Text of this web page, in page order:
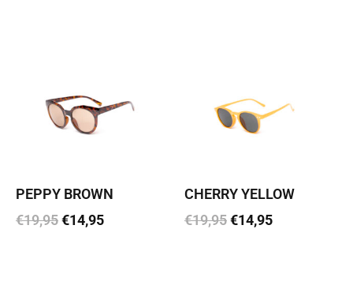
PEPPY BROWN
€19,95€14,95
CHERRY YELLOW
€19,95€14,95